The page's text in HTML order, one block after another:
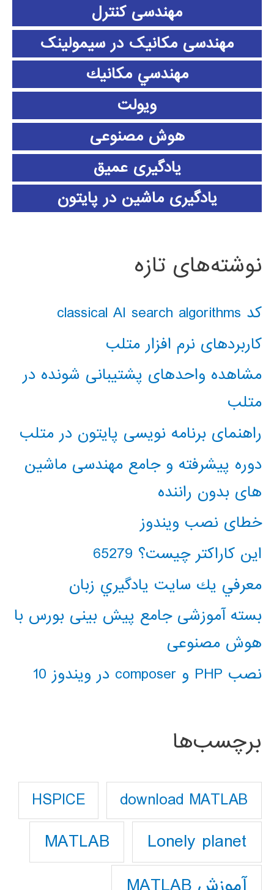
مهندسی کنترل
مهندسی مکانیک در سیمولینک
مهندسي مكانيك
ویولت
هوش مصنوعی
یادگیری عمیق
یادگیری ماشین در پایتون
نوشته‌های تازه
کد classical AI search algorithms
کاربردهای نرم افزار متلب
مشاهده واحدهای پشتیبانی شونده در
متلب
راهنمای برنامه نویسی پایتون در متلب
دوره پیشرفته و جامع مهندسی ماشین
های بدون راننده
خطای نصب ویندوز
این کاراکتر چیست؟ 65279
معرفي يك سايت يادگيري زبان
بسته آموزشی جامع پیش بینی بورس با
هوش مصنوعی
نصب PHP و composer در ویندوز 10
برچسب‌ها
download MATLAB
HSPICE
Lonely planet
MATLAB